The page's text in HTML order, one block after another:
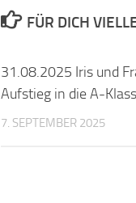
FÜR DICH
31.08.2025 Iris und
Aufstieg in die A-
7. SEPTEMBER 2025